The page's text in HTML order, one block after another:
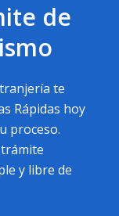
de
te
Rápidas hoy
proceso.
y libre de